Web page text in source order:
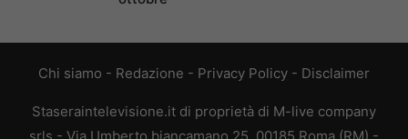
Chi siamo - Redazione - Privacy Policy - Disclaimer
Staseraintelevisione.it di proprietà di M-live company